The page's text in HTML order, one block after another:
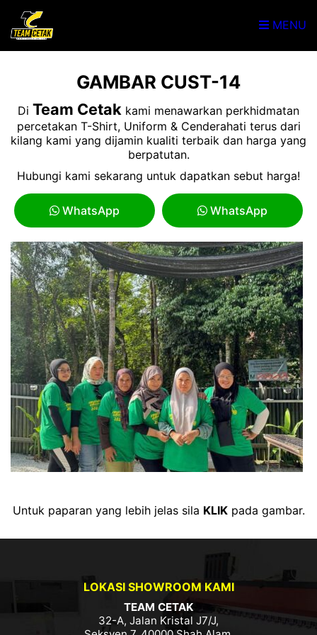
MENU
GAMBAR CUST-14
Di Team Cetak kami menawarkan perkhidmatan
percetakan T-Shirt, Uniform & Cenderahati terus dari
kilang kami yang dijamin kualiti terbaik dan harga yang
berpatutan.
Hubungi kami sekarang untuk dapatkan sebut harga!
WhatsApp WhatsApp
Untuk paparan yang lebih jelas sila KLIKpada gambar.
LOKASI SHOWROOM KAMI
TEAM CETAK
32-A, Jalan Kristal J7/J,